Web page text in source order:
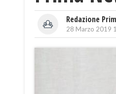
Redazione
28 Marzo 2019